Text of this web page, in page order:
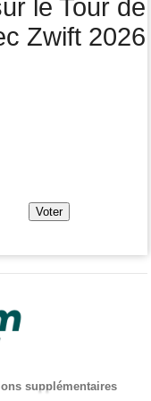
le Tour de
Zwift 2026
supplémentaires